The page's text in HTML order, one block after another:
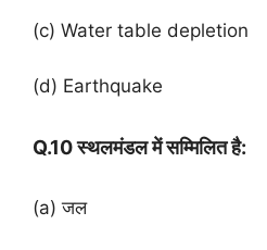
(c) Water table depletion
(d) Earthquake
Q.10 स्थलमंडल में सम्मिलित है:
(a) जल